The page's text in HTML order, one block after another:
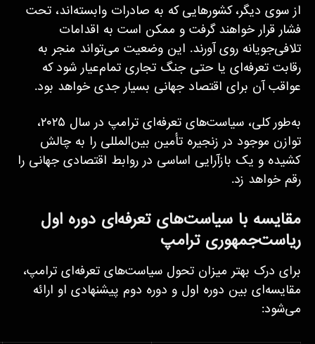
از سوی دیگر، کشورهایی که به صادرات وابسته‌اند، تحت
فشار قرار خواهند گرفت و ممکن است به اقدامات
تلافی‌جویانه روی آورند. این وضعیت می‌تواند منجر به
رقابت تعرفه‌ای یا حتی جنگ تجاری تمام‌عیار شود که
عواقب آن برای اقتصاد جهانی بسیار جدی خواهد بود.
به‌طور کلی، سیاست‌های تعرفه‌ای ترامپ در سال ۲۰۲۵،
توازن موجود در زنجیره تأمین بین‌المللی را به چالش
کشیده و یک بازآرایی اساسی در روابط اقتصادی جهانی را
رقم خواهد زد.
مقایسه با سیاست‌های تعرفه‌ای دوره اول
ریاست‌جمهوری ترامپ
برای درک بهتر میزان تحول سیاست‌های تعرفه‌ای ترامپ،
مقایسه‌ای بین دوره اول و دوره دوم پیشنهادی او ارائه
می‌شود: